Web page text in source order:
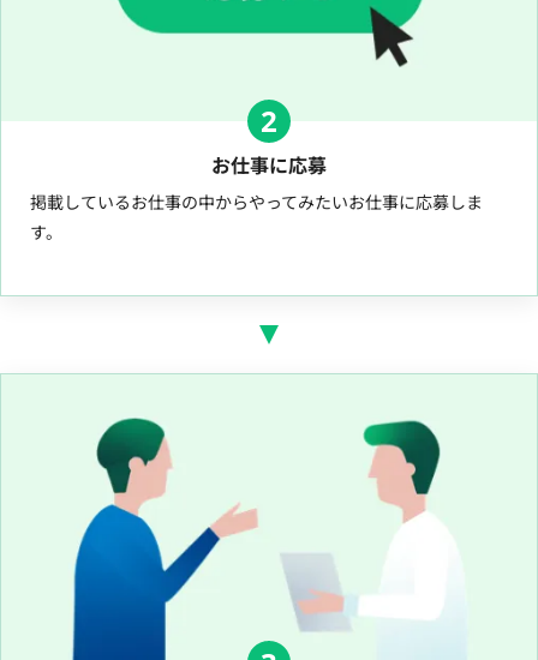
2
お仕事に応募
掲載しているお仕事の中からやってみたいお仕事に応募しま
す。